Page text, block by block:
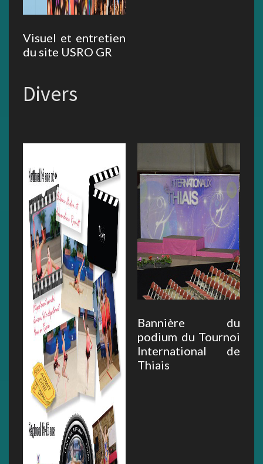
Visuel et entretien
du site USRO GR
Divers
Bannière du
podium du Tournoi
International de
Thiais